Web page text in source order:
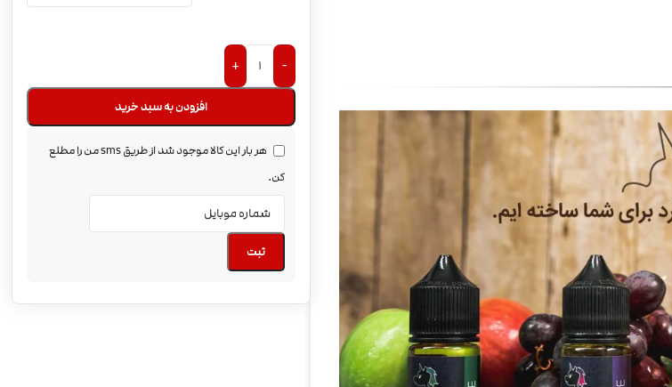
-
+
افزودن به سبد خرید
هر بار این کالا موجود شد از طریق sms من را مطلع
کن.
ثبت